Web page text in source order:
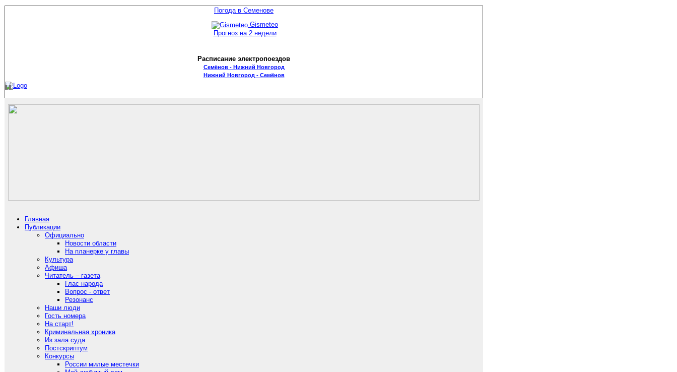
Погода в Семенове
Gismeteo
Прогноз на 2 недели
Расписание электропоездов
Семёнов - Нижний Новгород
Нижний Новгород - Семёнов
Главная
Публикации
Официально
Новости области
На планерке у главы
Культура
Афиша
Читатель – газета
Глас народа
Вопрос - ответ
Резонанс
Наши люди
Гость номера
На старт!
Криминальная хроника
Из зала суда
Постскриптум
Конкурсы
России милые местечки